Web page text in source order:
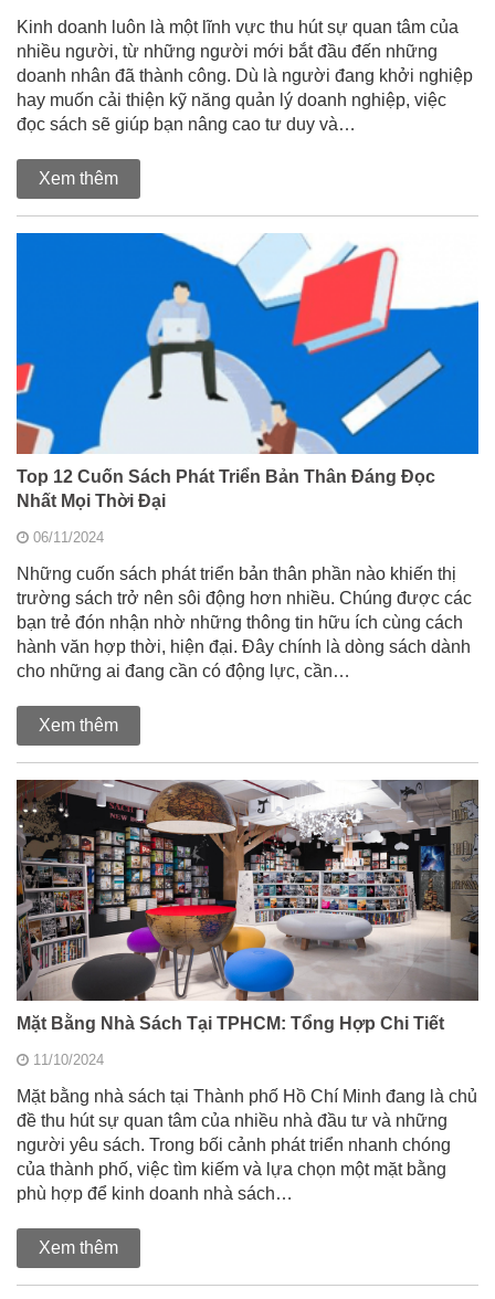
Kinh doanh luôn là một lĩnh vực thu hút sự quan tâm của
nhiều người, từ những người mới bắt đầu đến những
doanh nhân đã thành công. Dù là người đang khởi nghiệp
hay muốn cải thiện kỹ năng quản lý doanh nghiệp, việc
đọc sách sẽ giúp bạn nâng cao tư duy và…
Xem thêm
Top 12 Cuốn Sách Phát Triển Bản Thân Đáng Đọc
Nhất Mọi Thời Đại
06/11/2024
Những cuốn sách phát triển bản thân phần nào khiến thị
trường sách trở nên sôi động hơn nhiều. Chúng được các
bạn trẻ đón nhận nhờ những thông tin hữu ích cùng cách
hành văn hợp thời, hiện đại. Đây chính là dòng sách dành
cho những ai đang cần có động lực, cần…
Xem thêm
Mặt Bằng Nhà Sách Tại TPHCM: Tổng Hợp Chi Tiết
11/10/2024
Mặt bằng nhà sách tại Thành phố Hồ Chí Minh đang là chủ
đề thu hút sự quan tâm của nhiều nhà đầu tư và những
người yêu sách. Trong bối cảnh phát triển nhanh chóng
của thành phố, việc tìm kiếm và lựa chọn một mặt bằng
phù hợp để kinh doanh nhà sách…
Xem thêm